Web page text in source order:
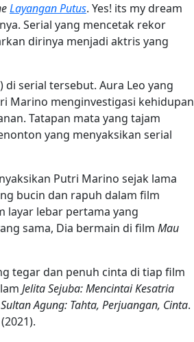
Layangan Putus. Yes! its my dream
Serial yang mencetak rekor
dirinya menjadi aktris yang
di serial tersebut. Aura Leo yang
Marino menginvestigasi kehidupan
Tatapan mata yang tajam
yang menyaksikan serial
Putri Marino sejak lama
bucin dan rapuh dalam film
layar lebar pertama yang
sama, Dia bermain di film Mau
tegar dan penuh cinta di tiap film
Jelita Sejuba: Mencintai Kesatria
Sultan Agung: Tahta, Perjuangan, Cinta.
(2021).